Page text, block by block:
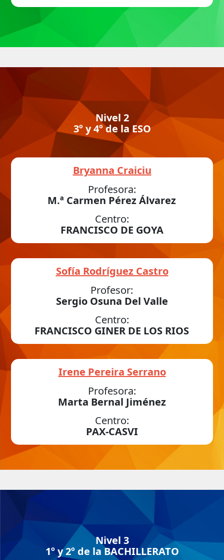
Nivel 2
3º y 4º de la ESO
Bryanna Craiciu
Profesora:
M.ª Carmen Pérez Álvarez
Centro:
FRANCISCO DE GOYA
Sofía Rodríguez Castro
Profesor:
Sergio Osuna Del Valle
Centro:
FRANCISCO GINER DE LOS RIOS
Irene Pereira Serrano
Profesora:
Marta Bernal Jiménez
Centro:
PAX-CASVI
Nivel 3
1º y 2º de la BACHILLERATO